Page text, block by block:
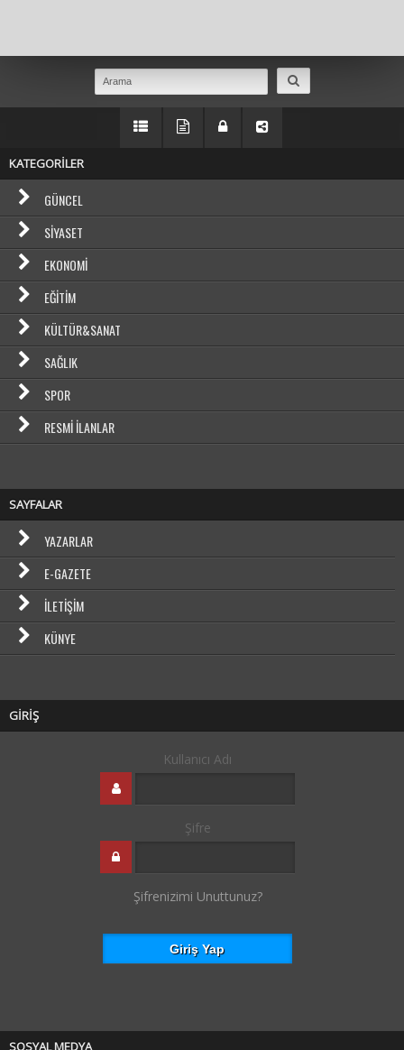
KATEGORİLER
GÜNCEL
SIYASET
EKONOMI
EĞITIM
KÜLTÜR&SANAT
SAĞLIK
SPOR
RESMI İLANLAR
SAYFALAR
YAZARLAR
E-GAZETE
İLETIŞIM
KÜNYE
GİRİŞ
Kullanıcı Adı
Şifre
Şifrenizimi Unuttunuz?
SOSYAL MEDYA